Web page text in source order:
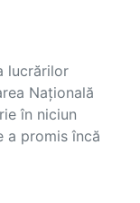
lucrărilor
Națională
în niciun
a promis încă